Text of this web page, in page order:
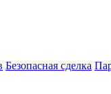
Безопасная сделка